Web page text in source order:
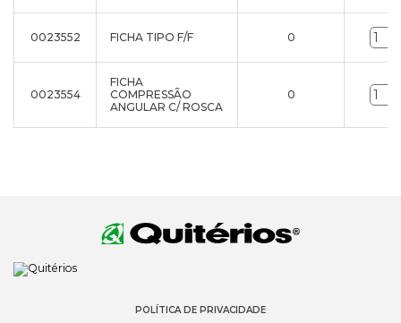
0023552 FICHA TIPO F/F 0
0023554
FICHA
COMPRESSÃO
ANGULAR C/ ROSCA
0
POLÍTICA DE PRIVACIDADE